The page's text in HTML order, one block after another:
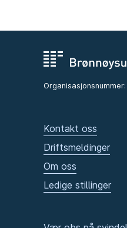
Organisasjonsnummer:
Kontakt oss
Driftsmeldinger
Om oss
Ledige stillinger